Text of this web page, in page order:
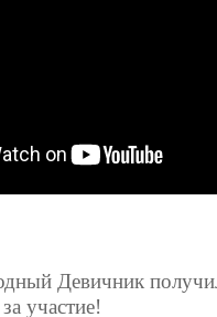
Девичник
участие!